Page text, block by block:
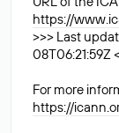
https://
>>> Last
08T06:21:59Z
For more
https://